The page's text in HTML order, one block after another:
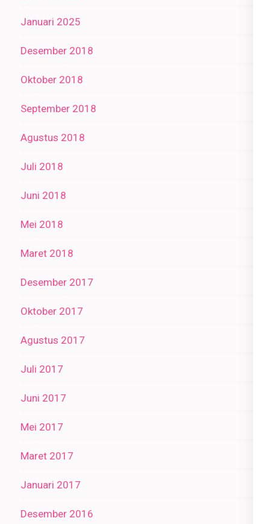
Januari 2025
Desember 2018
Oktober 2018
September 2018
Agustus 2018
Juli 2018
Juni 2018
Mei 2018
Maret 2018
Desember 2017
Oktober 2017
Agustus 2017
Juli 2017
Juni 2017
Mei 2017
Maret 2017
Januari 2017
Desember 2016